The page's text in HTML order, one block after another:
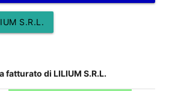
S.R.L.
fatturato di LILIUM S.R.L.